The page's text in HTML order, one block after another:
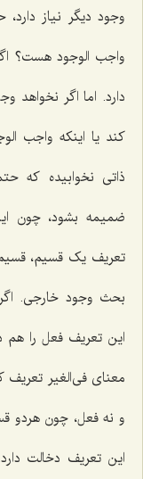
وجود دیگر نیاز
واجب الوجود هست؟
دارد. اما اگر نخواهد
کند یا اینکه واجب
ذاتى نخوابیده که
ضمیمه بشود، چون
تعریف یک قسیم،
بحث وجود خارجى.
این تعریف فعل را
معناى فى‌الغیر
و نه فعل، چون هردو
این تعریف دخالت